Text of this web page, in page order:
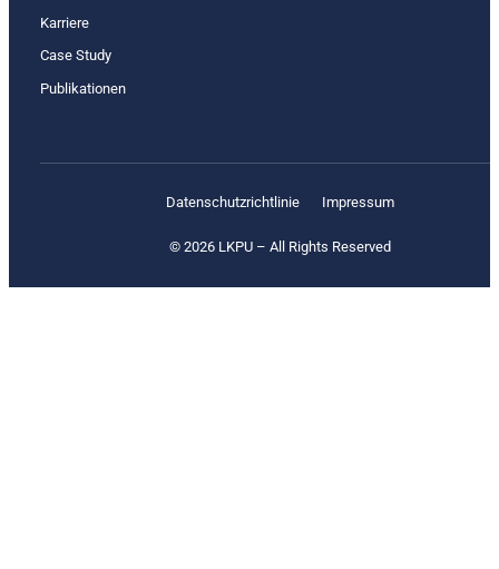
Karriere
Case Study
Publikationen
Datenschutz­richtlinie Impressum
© 2026 LKPU – All Rights Reserved